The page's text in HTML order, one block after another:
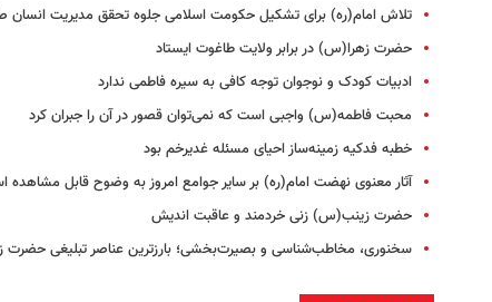
تلاش امام(ره) برای تشکیل حکومت اسلامی جلوه تحقق مدیریت انسان
حضرت زهرا(س) در برابر ولایت طاغوت ایستاد
ادبیات کودک و نوجوان توجه کافی به سیره فاطمی ندارد
محبت فاطمه(س) واجبی است که نمی‌‌توان قصور در آن را جبران کرد
خطبه فدکیه زمینه‌‌ساز احیای مسئله غدیرخم بود
آثار معنوی نهضت امام(ره) بر سایر جوامع امروز به وضوح قابل مشاهده
حضرت زینب(س) زنی خردمند و عاقبت اندیش
سخنوری، مخاطب‌شناسی و بصیرت‌بخشی؛ بارزترین عناصر تبلیغی